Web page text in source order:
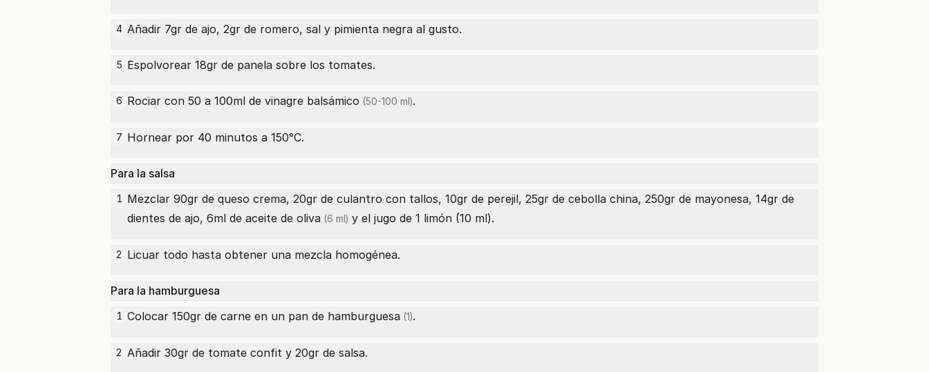
4 Añadir 7gr de ajo, 2gr de romero, sal y pimienta negra al gusto.
5 Espolvorear 18gr de panela sobre los tomates.
6 Rociar con 50 a 100ml de vinagre balsámico (50-100 ml).
7 Hornear por 40 minutos a 150°C.
Para la salsa
1 Mezclar 90gr de queso crema, 20gr de culantro con tallos, 10gr de perejil, 25gr de cebolla china, 250gr de mayonesa, 14gr de
dientes de ajo, 6ml de aceite de oliva (6 ml) y el jugo de 1 limón (10 ml).
2 Licuar todo hasta obtener una mezcla homogénea.
Para la hamburguesa
1 Colocar 150gr de carne en un pan de hamburguesa (1).
2 Añadir 30gr de tomate confit y 20gr de salsa.